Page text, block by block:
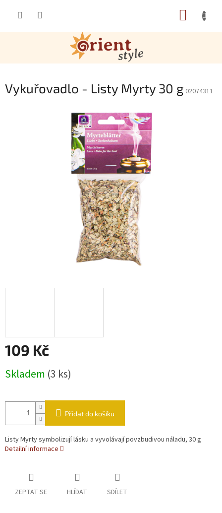
Vykuřovadlo - Listy Myrty 30 g 02074311
109 Kč
Skladem (3 ks)
Přidat do košíku
Listy Myrty symbolizují lásku a vyvolávají povzbudivou náladu, 30 g
Detailní informace
ZEPTAT SE HLÍDAT SDÍLET